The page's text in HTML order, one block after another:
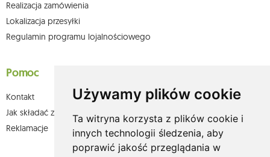
Używamy plików cookie
Ta witryna korzysta z plików cookie i
innych technologii śledzenia, aby
poprawić jakość przeglądania w
Realizacja zamówienia
Lokalizacja przesyłki
Regulamin programu lojalnościowego
Pomoc
Kontakt
Jak składać zamówienia w sklepie olium.pl?
Reklamacje